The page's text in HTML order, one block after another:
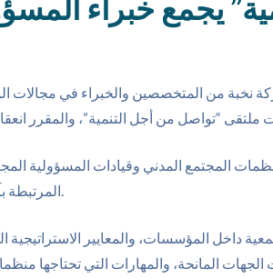
يجمع خبراء
نخبة من المتخصصين والخبراء في مجالات
المجتمع المدني وقيادات المسؤولية
داخل المؤسسات، والمعايير الاستراتيجية